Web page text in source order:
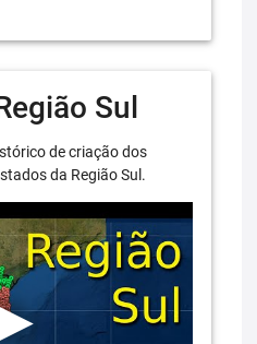
Sul
de criação dos
da Região Sul.